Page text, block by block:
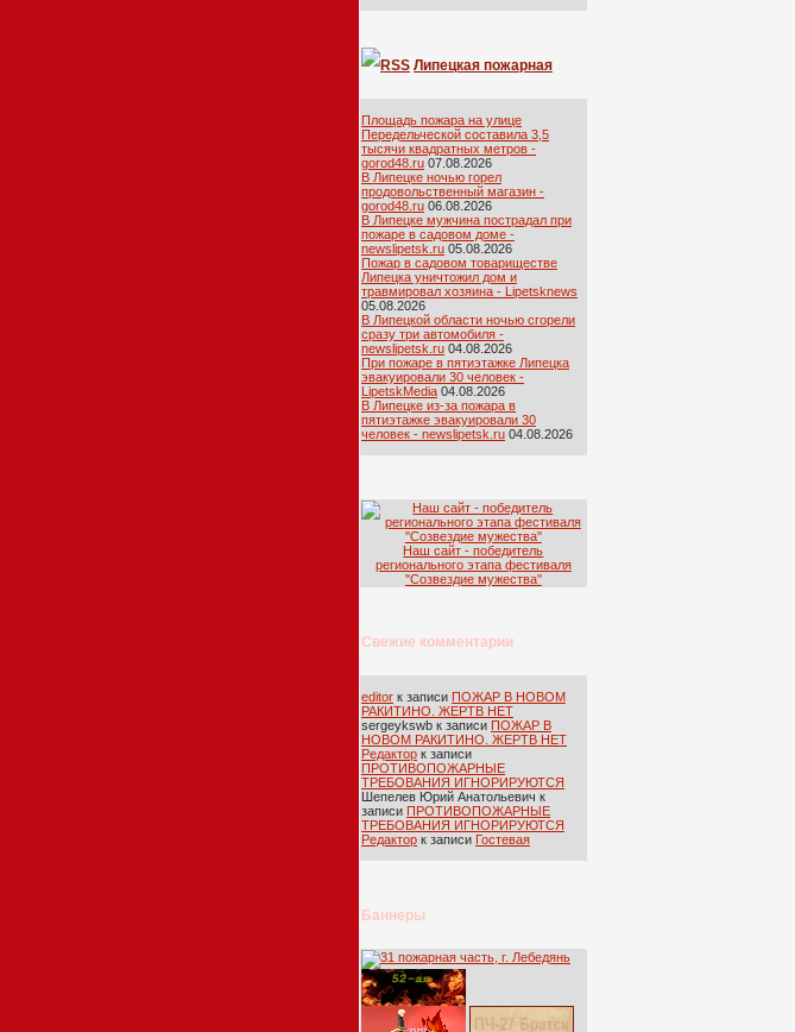
Липецкая пожарная
Площадь пожара на улице
Передельческой составила 3,5
тысячи квадратных метров -
gorod48.ru 07.08.2026
В Липецке ночью горел
продовольственный магазин -
gorod48.ru 06.08.2026
В Липецке мужчина пострадал при
пожаре в садовом доме -
newslipetsk.ru 05.08.2026
Пожар в садовом товариществе
Липецка уничтожил дом и
травмировал хозяина - Lipetsknews
05.08.2026
В Липецкой области ночью сгорели
сразу три автомобиля -
newslipetsk.ru 04.08.2026
При пожаре в пятиэтажке Липецка
эвакуировали 30 человек -
LipetskMedia 04.08.2026
В Липецке из-за пожара в
пятиэтажке эвакуировали 30
человек - newslipetsk.ru 04.08.2026
Наш сайт - победитель
регионального этапа фестиваля
''Созвездие мужества''
Свежие комментарии
editor к записи ПОЖАР В НОВОМ
РАКИТИНО. ЖЕРТВ НЕТ
sergeykswb к записи ПОЖАР В
НОВОМ РАКИТИНО. ЖЕРТВ НЕТ
Редактор к записи
ПРОТИВОПОЖАРНЫЕ
ТРЕБОВАНИЯ ИГНОРИРУЮТСЯ
Шепелев Юрий Анатольевич к
записи ПРОТИВОПОЖАРНЫЕ
ТРЕБОВАНИЯ ИГНОРИРУЮТСЯ
Редактор к записи Гостевая
Баннеры